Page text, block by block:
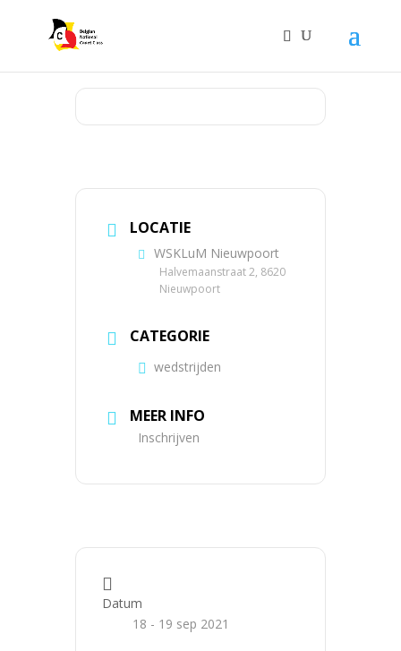
LOCATIE
WSKLuM Nieuwpoort
Halvemaanstraat 2, 8620
Nieuwpoort
CATEGORIE
wedstrijden
MEER INFO
Inschrijven
Datum
18 - 19 sep 2021